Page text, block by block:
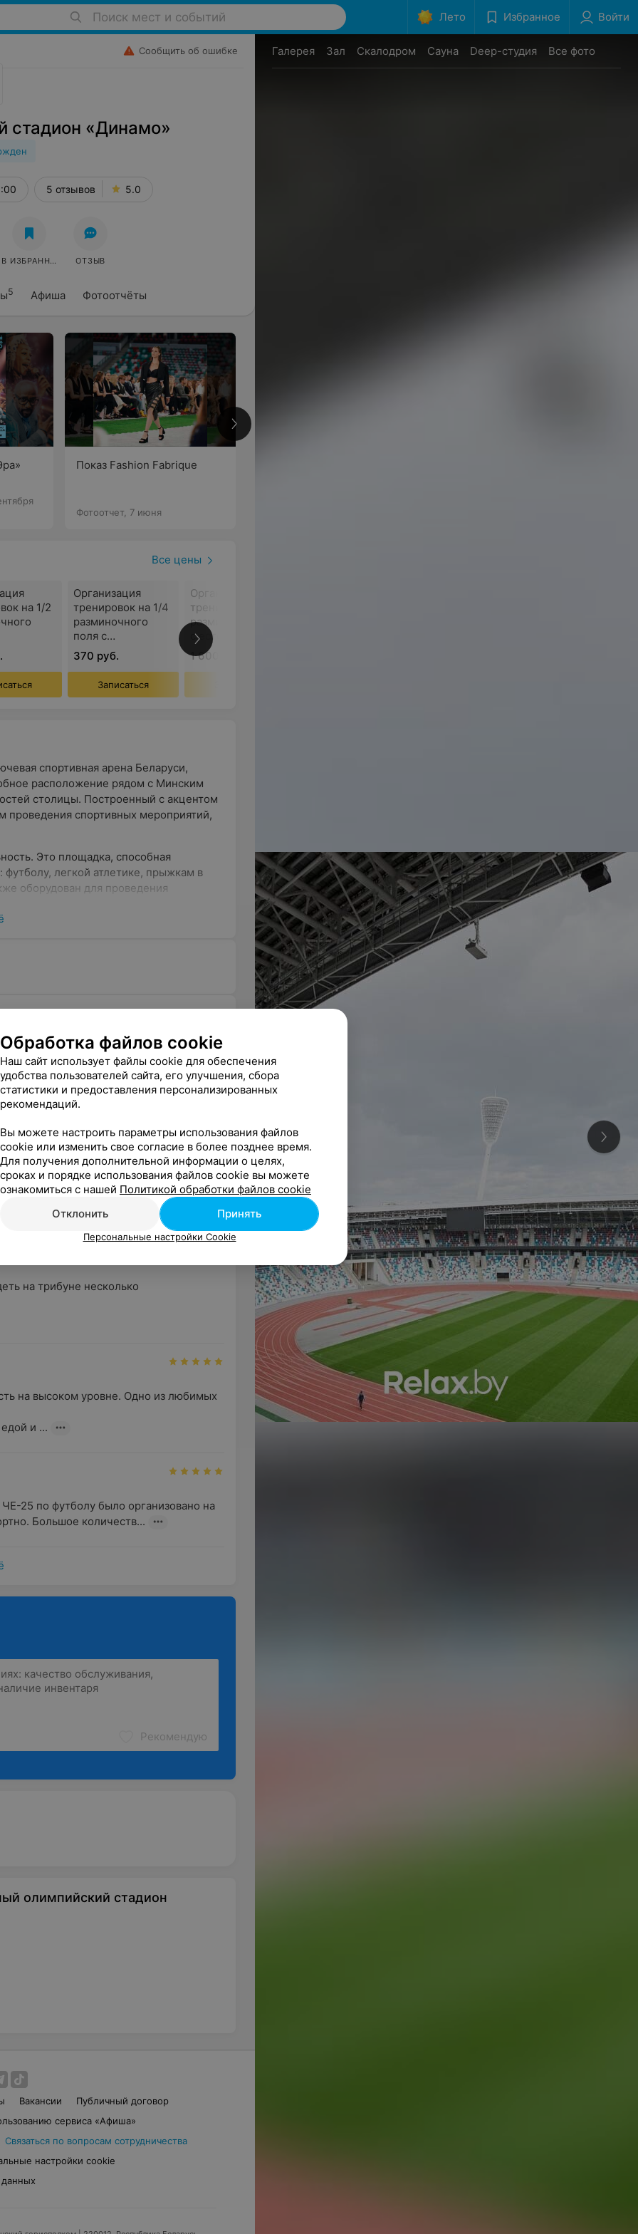
Поиск мест и событий Лето Избранное Войти
Сообщить об ошибке
стадион «Динамо»
5 Афиша Фотоотчёты
5 отзывов 5.0
В ИЗБРАННОЕ ОТЗЫВ
Показ Fashion Fabrique
Фотоотчет, 7 июня
Все цены
на 1/2
(1 час)
Организация
тренировок на 1/4
разминочного
поля с
естественным
покрытием (1 час)
370 руб.
Записаться
Организация
тренировок на
разминочном поле
с естественным
покрытием (90
минут)
1 600 руб.
спортивная арена Беларуси,
расположение рядом с Минским
столицы. Построенный с акцентом
проведения спортивных мероприятий,
Это площадка, способная
легкой атлетике, прыжкам в
оборудован для проведения
и тренировок.
для любителей высотного
душевые кабины и сауны. Также на
кофе после тренировки.
масштабами, но и передовым
тонах, подчеркивая спортивный
высокое качество покрытий и
атрибутами спортивного дизайна, что
истории, инноваций и
,пл. Независимости (м. пл.Ленина),
,ул. Комсомольская
,Октябрьская
центр,Футбольное поле
Все отзывы
на трибуне несколько
на высоком уровне. Одно из любимых
и ...
25 по футболу было организовано на
Большое количеств...
Рекомендую
олимпийский стадион
Вакансии
Публичный договор
сервиса «Афиша»
Связаться по вопросам сотрудничества
настройки cookie
Галерея Зал Скалодром Сауна Deep-студия Все фото
Обработка файлов cookie
Наш сайт использует файлы cookie для обеспечения
удобства пользователей сайта, его улучшения, сбора
статистики и предоставления персонализированных
рекомендаций.
Вы можете настроить параметры использования файлов
cookie или изменить свое согласие в более позднее время.
Для получения дополнительной информации о целях,
сроках и порядке использования файлов cookie вы можете
ознакомиться с нашей Политикой обработки файлов cookie
Отклонить
Принять
Персональные настройки Cookie